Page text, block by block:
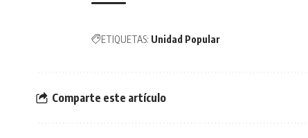
ETIQUETAS: Unidad Popular
Comparte este artículo